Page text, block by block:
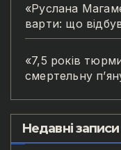
«Руслана
варти: що
«7,5 років
смертельну
Недавні записи